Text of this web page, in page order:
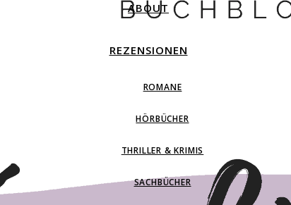
ABOUT
REZENSIONEN
ROMANE
HÖRBÜCHER
THRILLER & KRIMIS
SACHBÜCHER